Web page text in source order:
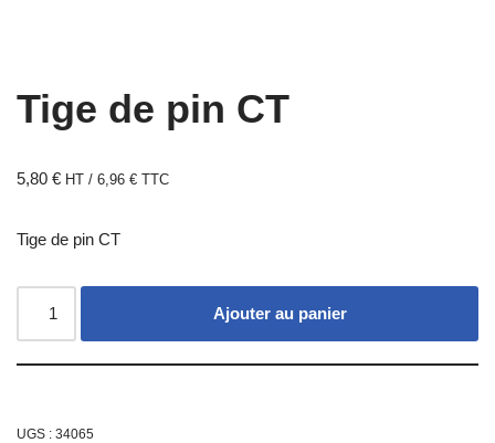
Tige de pin CT
5,80 € HT / 6,96 € TTC
Tige de pin CT
Ajouter au panier
UGS : 34065